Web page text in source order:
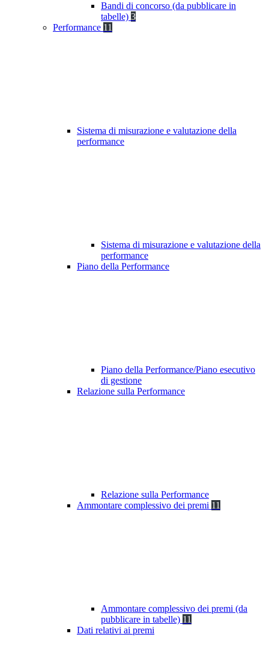
Bandi di concorso (da pubblicare in
tabelle) 3
Performance 11
Sistema di misurazione e valutazione della
performance
Sistema di misurazione e valutazione della
performance
Piano della Performance
Piano della Performance/Piano esecutivo
di gestione
Relazione sulla Performance
Relazione sulla Performance
Ammontare complessivo dei premi 11
Ammontare complessivo dei premi (da
pubblicare in tabelle) 11
Dati relativi ai premi